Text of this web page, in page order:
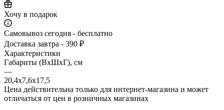
Хочу в подарок
Самовывоз сегодня - бесплатно
Доставка завтра - 390 ₽
Характеристики
Габариты (ВхШхГ), см
—
20,4х7,6х17,5
Цена действительна только для интернет-магазина и может
отличаться от цен в розничных магазинах